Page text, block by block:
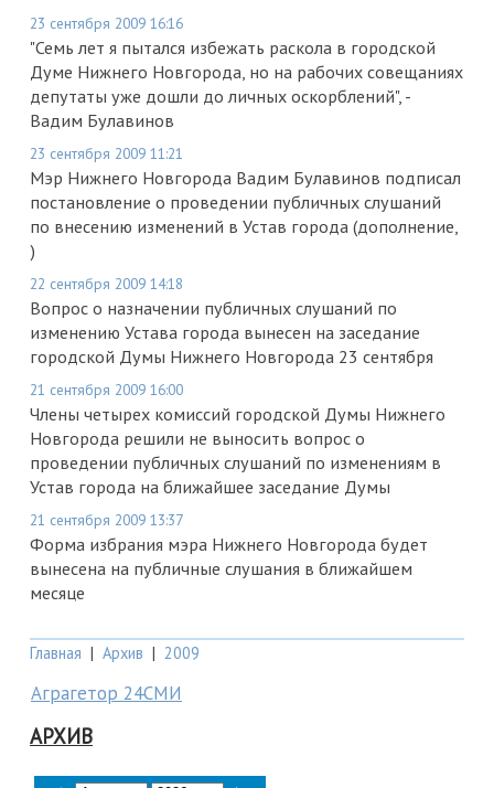
23 сентября 2009 16:16
"Семь лет я пытался избежать раскола в городской
Думе Нижнего Новгорода, но на рабочих совещаниях
депутаты уже дошли до личных оскорблений", -
Вадим Булавинов
23 сентября 2009 11:21
Мэр Нижнего Новгорода Вадим Булавинов подписал
постановление о проведении публичных слушаний
по внесению изменений в Устав города (дополнение,
)
22 сентября 2009 14:18
Вопрос о назначении публичных слушаний по
изменению Устава города вынесен на заседание
городской Думы Нижнего Новгорода 23 сентября
21 сентября 2009 16:00
Члены четырех комиссий городской Думы Нижнего
Новгорода решили не выносить вопрос о
проведении публичных слушаний по изменениям в
Устав города на ближайшее заседание Думы
21 сентября 2009 13:37
Форма избрания мэра Нижнего Новгорода будет
вынесена на публичные слушания в ближайшем
месяце
Главная | Архив | 2009
Аграгетор 24СМИ
АРХИВ